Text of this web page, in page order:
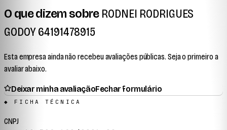
O que dizem sobre RODNEI RODRIGUES
GODOY 64191478915
Esta empresa ainda não recebeu avaliações públicas. Seja o primeiro a
avaliar abaixo.
Deixar minha avaliaçãoFechar formulário
◆ FICHA TÉCNICA
CNPJ